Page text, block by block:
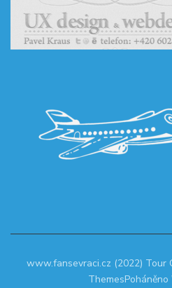
www.fansevraci.cz (2022) Tour
ThemesPoháněno